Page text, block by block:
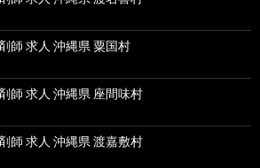
師 求人 沖縄県 粟国村
師 求人 沖縄県 座間味村
師 求人 沖縄県 渡嘉敷村